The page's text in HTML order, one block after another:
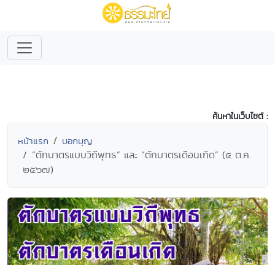
ค้นหาในเว็บไซต์ :
หน้าแรก บอกบุญ
“ตักบาตรแบบวิถีพุทธ” และ “ตักบาตรเดือนเกิด” (๕ ต.ค.
๒๕๖๗)